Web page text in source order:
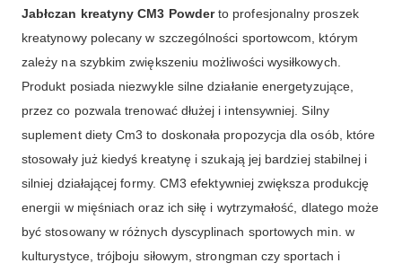
Jabłczan kreatyny CM3 Powderto profesjonalny proszek
kreatynowy polecany w szczególności sportowcom, którym
zależy na szybkim zwiększeniu możliwości wysiłkowych.
Produkt posiada niezwykle silne działanie energetyzujące,
przez co pozwala trenować dłużej i intensywniej. Silny
suplement diety Cm3 to doskonała propozycja dla osób, które
stosowały już kiedyś kreatynę i szukają jej bardziej stabilnej i
silniej działającej formy. CM3 efektywniej zwiększa produkcję
energii w mięśniach oraz ich siłę i wytrzymałość, dlatego może
być stosowany w różnych dyscyplinach sportowych min. w
kulturystyce, trójboju siłowym, strongman czy sportach i